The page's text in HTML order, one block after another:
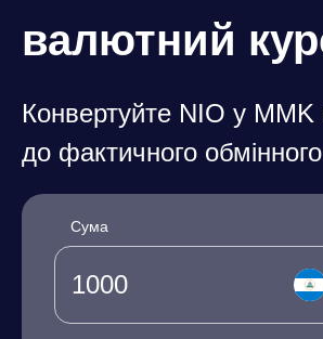
валютний
Конвертуйте NIO у MMK
до фактичного
Сума